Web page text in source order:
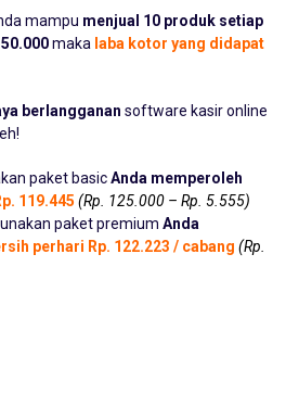
mampu menjual 10 produk setiap
maka laba kotor yang didapat
berlangganan software kasir online
paket basicAnda memperoleh
119.445 (Rp. 125.000 – Rp. 5.555)
paket premium Anda
perhari Rp. 122.223 / cabang (Rp.